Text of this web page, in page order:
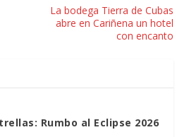
La bodega Tierra de Cubas
abre en Cariñena un hotel
con encanto
Rumbo al Eclipse 2026